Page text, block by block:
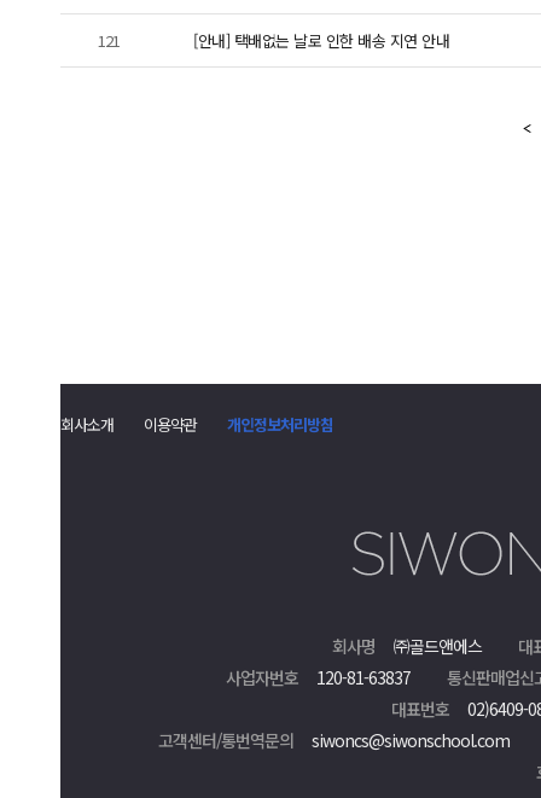
121 [안내] 택배없는 날로 인한 배송 지연 안내
회사소개 이용약관 개인정보처리방침
회사명 ㈜골드앤에스
대
사업자번호
120-81-63837
통신판매업신
대표번호
02)6409-
고객센터/통번역문의
siwoncs@siwonschool.com